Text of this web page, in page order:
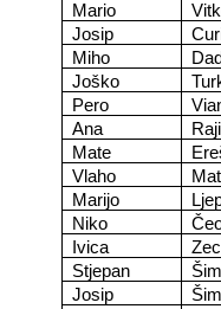
Mario
Josip
Miho
Joško
Pero
Ana
Mate
Vlaho
Marijo
Niko
Ivica
Zec
Stjepan
Josip